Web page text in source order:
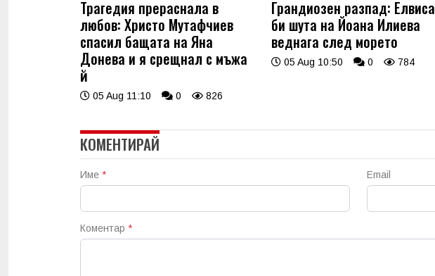
Трагедия прераснала в
любов: Христо Мутафчиев
спасил бащата на Яна
Донева и я срещнал с мъжа
й
05 Aug 11:10 0 826
Грандиозен разпад: Елвиса
би шута на Йоана Илиева
веднага след морето
05 Aug 10:50 0 784
КОМЕНТИРАЙ
Име * Email
Коментар *